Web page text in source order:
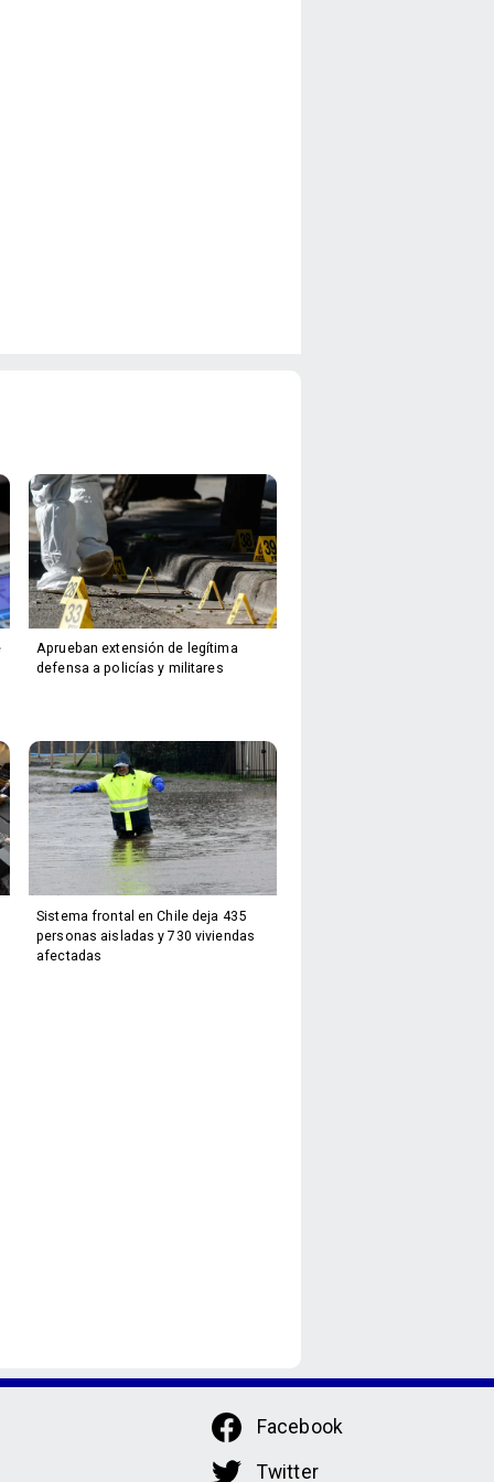
Aprueban extensión de legítima
defensa a policías y militares
Sistema frontal en Chile deja 435
personas aisladas y 730 viviendas
afectadas
Facebook
Twitter